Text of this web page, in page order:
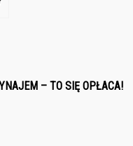
– TO SIĘ OPŁACA!